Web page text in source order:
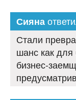
Сияна
Стали
шанс как
бизнес-